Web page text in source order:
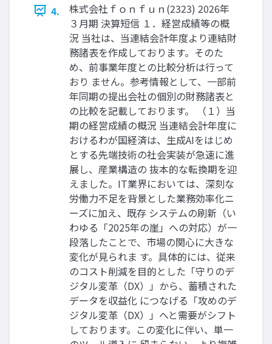
4.
株式会社ｆｏｎｆｕｎ(2323) 2026年
３月期 決算短信 １．経営成績等の概
況 当社は、当連結会計年度より連結財
務諸表を作成しております。そのた
め、前事業年度との比較分析は行って
おり ません。参考情報として、一部前
年同期の提出会社の個別の財務諸表と
の比較を記載しております。 （１）当
期の経営成績の概況 当連結会計年度に
おけるわが国経済は、生成AIをはじめ
とする先端技術の社会実装が急速に進
展し、産業構造の 抜本的な転換期を迎
えました。IT業界においては、深刻な
労働力不足を背景とした業務効率化ニ
ーズに加え、既存 システムの刷新（い
わゆる「2025年の崖」への対応）が一
段落したことで、市場の関心に大きな
変化が見られま す。具体的には、従来
のコスト削減を目的とした「守りのデ
ジタル変革（DX）」から、蓄積された
データを収益化 につなげる「攻めのデ
ジタル変革（DX）」へと需要がシフト
しております。この変化に伴い、単一